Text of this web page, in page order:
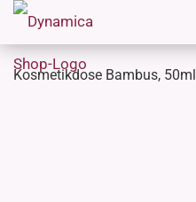
Kosmetikdose Bambus, 50ml